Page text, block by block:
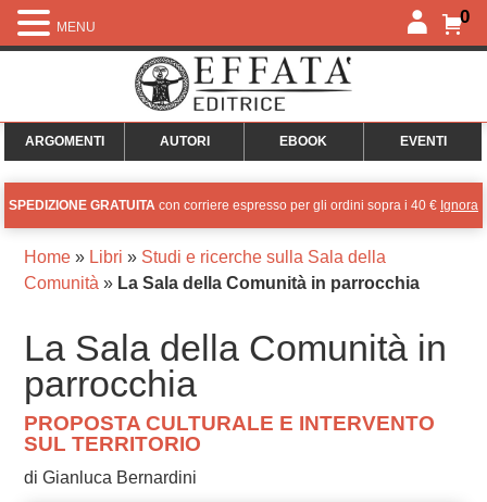
0
ARGOMENTI AUTORI EBOOK EVENTI
SPEDIZIONE GRATUITA con corriere espresso per gli ordini sopra i 40 € Ignora
Home» Libri » Studi e ricerche sulla Sala della
Comunità » La Sala della Comunità in parrocchia
La Sala della Comunità in
parrocchia
PROPOSTA CULTURALE E INTERVENTO
SUL TERRITORIO
di Gianluca Bernardini
MENU